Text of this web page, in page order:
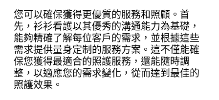
您可以確保獲得更優質的服務和照顧。首
先，衫衫看護以其優秀的溝通能力為基礎，
能夠精確了解每位客戶的需求，並根據這些
需求提供量身定制的服務方案。這不僅能確
保您獲得最適合的照護服務，還能隨時調
整，以適應您的需求變化，從而達到最佳的
照護效果。